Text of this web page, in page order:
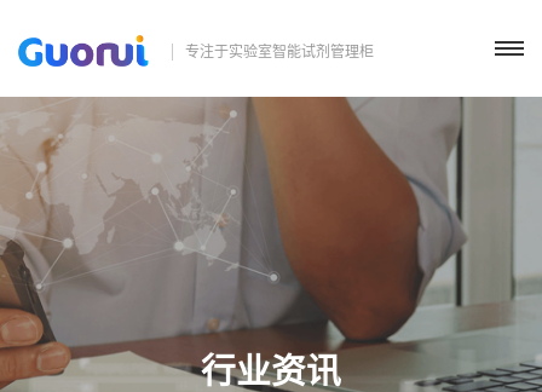
专注于实验室智能试剂管理柜
行业资讯